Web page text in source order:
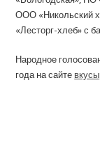
ООО «Никольский
«Лесторг-хлеб» с
Народное
года на сайте